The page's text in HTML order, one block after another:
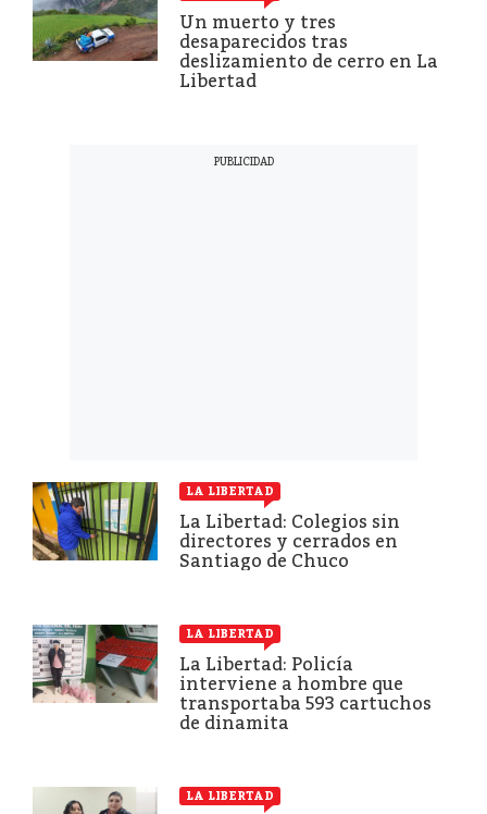
Un muerto y tres
desaparecidos tras
deslizamiento de cerro en La
Libertad
LA LIBERTAD
La Libertad: Colegios sin
directores y cerrados en
Santiago de Chuco
LA LIBERTAD
La Libertad: Policía
interviene a hombre que
transportaba 593 cartuchos
de dinamita
LA LIBERTAD